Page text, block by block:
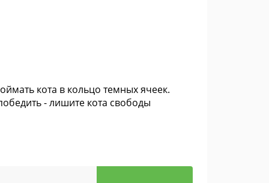
кота в кольцо темных ячеек.
- лишите кота свободы